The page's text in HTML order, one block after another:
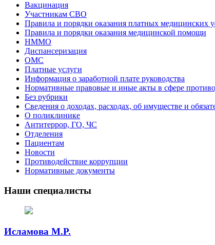
Вакцинация
Участникам СВО
Правила и порядки оказания платных медицинских
Правила и порядки оказания медицинской помощи
НММО
Диспансеризация
ОМС
Платные услуги
Информация о заработной плате руководства
Нормативные правовые и иные акты в сфере
Без рубрики
Сведения о доходах, расходах, об имуществе и
О поликлинике
Антитеррор, ГО, ЧС
Отделения
Пациентам
Новости
Противодействие коррупции
Нормативные документы
Наши специалисты
Исламова М.Р.